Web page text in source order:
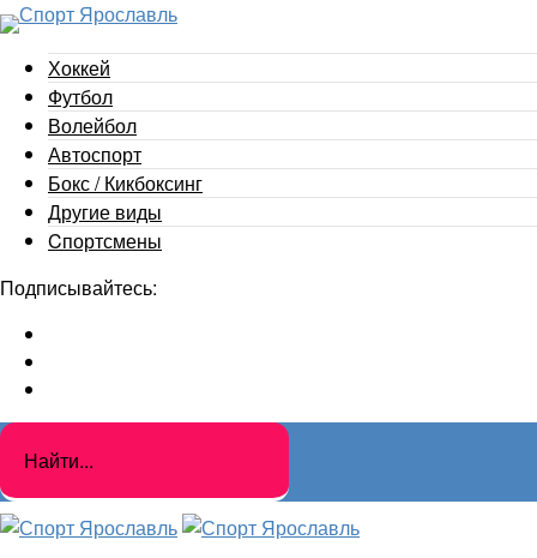
Хоккей
Футбол
Волейбол
Автоспорт
Бокс / Кикбоксинг
Другие виды
Cпортсмены
Подписывайтесь: